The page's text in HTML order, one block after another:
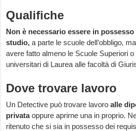
Qualifiche
Non è necessario essere in
studio, a parte le scuole dell’obbligo,
avere fatto almeno le Scuole Superiori
universitari di Laurea alle facoltà di
Dove trovare lavoro
Un Detective può trovare lavoro alle
privataoppure aprirne una in proprio.
ritenuto che si sia in possesso dei